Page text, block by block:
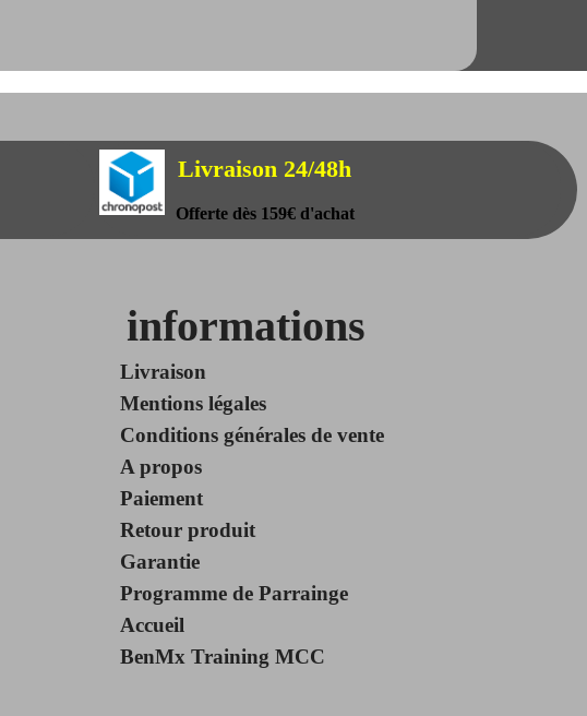
Livraison 24/48h
Offerte dès 159€ d'achat
informations
Livraison
Mentions légales
Conditions générales de vente
A propos
Paiement
Retour produit
Garantie
Programme de Parrainge
Accueil
BenMx Training MCC